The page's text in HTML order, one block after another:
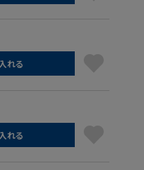
れる
れる